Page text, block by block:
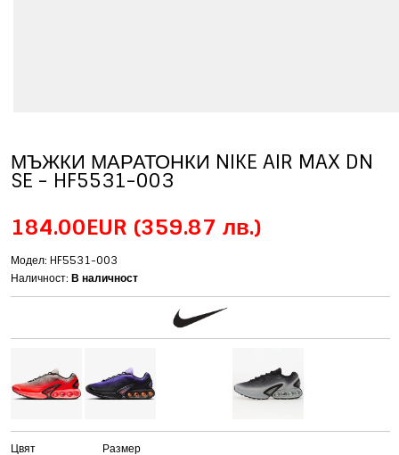
МЪЖКИ МАРАТОНКИ NIKE AIR MAX DN
SE - HF5531-003
184.00EUR (359.87 лв.)
Модел: HF5531-003
Наличност:В наличност
Цвят Размер